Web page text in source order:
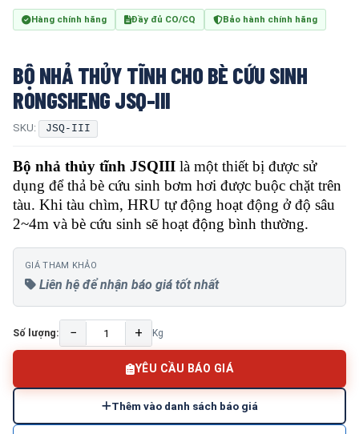
Hàng chính hãng Đầy đủ CO/CQ Bảo hành chính hãng
BỘ NHẢ THỦY TĨNH CHO BÈ CỨU SINH
RONGSHENG JSQ-III
SKU: JSQ-III
Bộ nhả thủy tĩnh JSQIII là một thiết bị được sử
dụng để thả bè cứu sinh bơm hơi được buộc chặt trên
tàu. Khi tàu chìm, HRU tự động hoạt động ở độ sâu
2~4m và bè cứu sinh sẽ hoạt động bình thường.
GIÁ THAM KHẢO
Liên hệ để nhận báo giá tốt nhất
Số lượng: − + Kg
YÊU CẦU BÁO GIÁ
Thêm vào danh sách báo giá